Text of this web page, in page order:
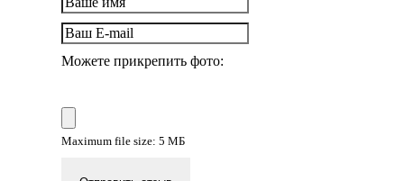
Можете прикрепить фото:
Maximum file size: 5 МБ